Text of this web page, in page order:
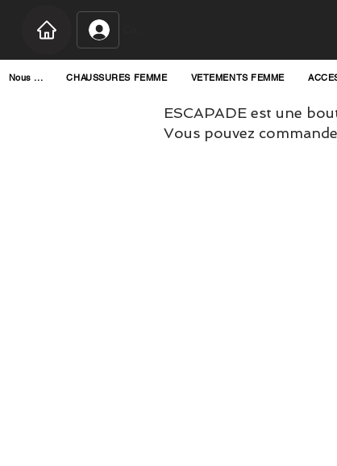
Nous ... CHAUSSURES FEMME VETEMENTS FEMME
ESCAPADE est une
Vous pouvez